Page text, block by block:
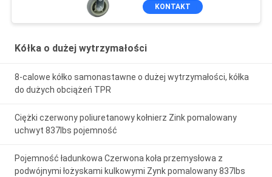
KONTAKT
Kółka o dużej wytrzymałości
8-calowe kółko samonastawne o dużej wytrzymałości, kółka
do dużych obciążeń TPR
Ciężki czerwony poliuretanowy kołnierz Zink pomalowany
uchwyt 837lbs pojemność
Pojemność ładunkowa Czerwona koła przemysłowa z
podwójnymi łożyskami kulkowymi Zynk pomalowany 837lbs